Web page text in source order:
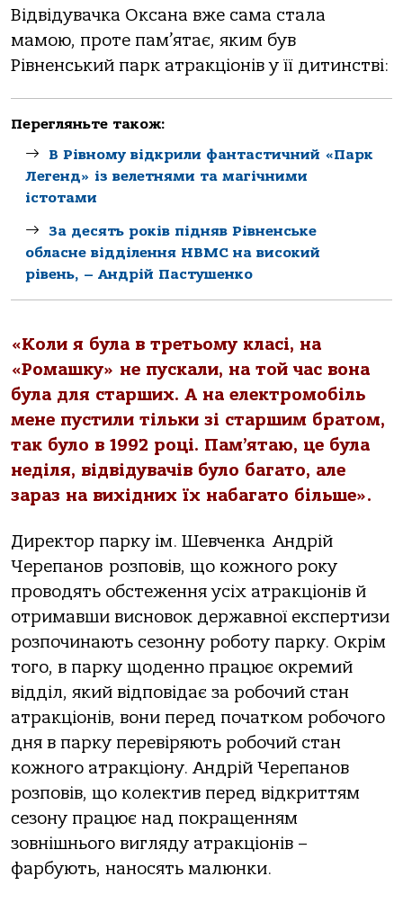
Відвідувачка Оксана вже сама стала
мамою, проте пам’ятає, яким був
Рівненський парк атракціонів у її дитинстві:
Перегляньте також:
В Рівному відкрили фантастичний «Парк
Легенд» із велетнями та магічними
істотами
За десять років підняв Рівненське
обласне відділення НВМС на високий
рівень, – Андрій Пастушенко
«Коли я була в третьому класі, на
«Ромашку» не пускали, на той час вона
була для старших. А на електромобіль
мене пустили тільки зі старшим братом,
так було в 1992 році. Пам’ятаю, це була
неділя, відвідувачів було багато, але
зараз на вихідних їх набагато більше».
Директор парку ім. Шевченка Андрій
Черепанов розповів, що кожного року
проводять обстеження усіх атракціонів й
отримавши висновок державної експертизи
розпочинають сезонну роботу парку. Окрім
того, в парку щоденно працює окремий
відділ, який відповідає за робочий стан
атракціонів, вони перед початком робочого
дня в парку перевіряють робочий стан
кожного атракціону. Андрій Черепанов
розповів, що колектив перед відкриттям
сезону працює над покращенням
зовнішнього вигляду атракціонів –
фарбують, наносять малюнки.